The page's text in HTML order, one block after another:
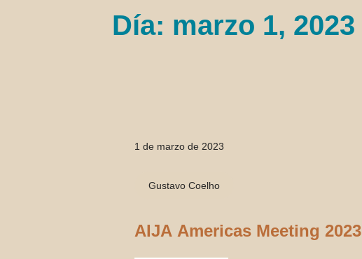
Día: marzo 1, 2023
1 de marzo de 2023
Gustavo Coelho
AIJA Americas Meeting 2023